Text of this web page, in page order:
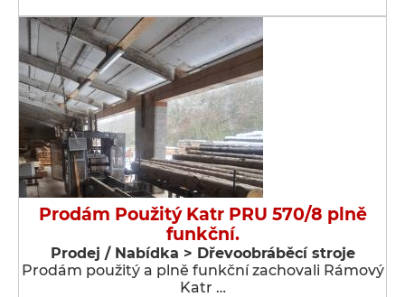
Prodám Použitý Katr PRU 570/8 plně
funkční.
Prodej / Nabídka > Dřevoobráběcí stroje
Prodám použitý a plně funkční zachovali Rámový
Katr …